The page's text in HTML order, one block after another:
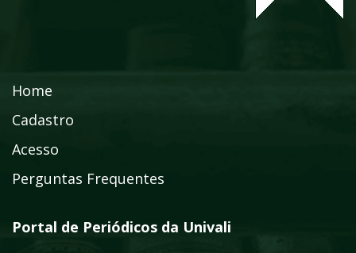
Home
Cadastro
Acesso
Perguntas Frequentes
Portal de Periódicos da Univali